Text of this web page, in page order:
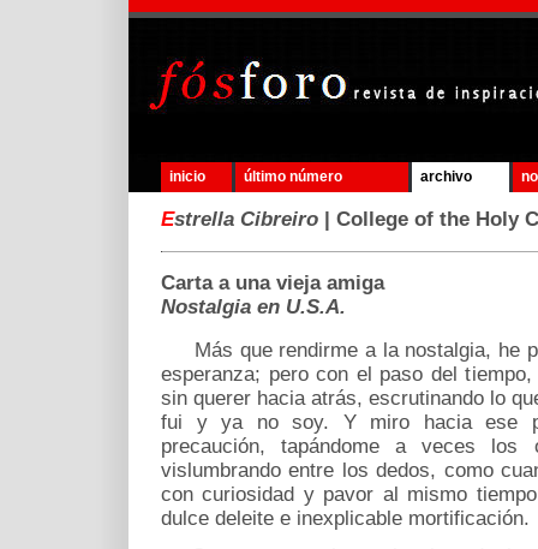
inicio último número archivo
Estrella Cibreiro | College of the Holy
Carta a una vieja amiga
Nostalgia en U.S.A.
Más que rendirme a la nostalgia, he
esperanza; pero con el paso del
sin querer hacia atrás, escrutinando lo
fui y ya no soy. Y miro hacia ese
precaución, tapándome a veces
vislumbrando entre los dedos, como
con curiosidad y pavor al mismo
dulce deleite e inexplicable mortificación.